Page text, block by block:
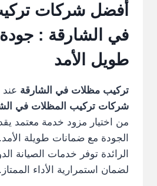
أفضل شركات
في الشارقة :
طويل الأمد
تركيب مظلات في الشارقة
شركات تركيب المظلات في
من اختيار مزود خدمة معتمد
الجودة مع ضمانات طويلة
الرائدة توفر خدمات الصيانة
لضمان استمرارية الأداء الممتاز.